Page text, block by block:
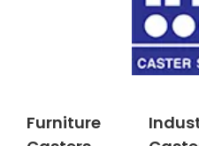
Furniture